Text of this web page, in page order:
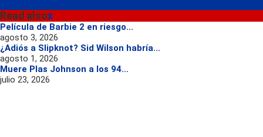
Read alsox
Película de Barbie 2 en riesgo...
agosto 3, 2026
¿Adiós a Slipknot? Sid Wilson habría...
agosto 1, 2026
Muere Plas Johnson a los 94...
julio 23, 2026